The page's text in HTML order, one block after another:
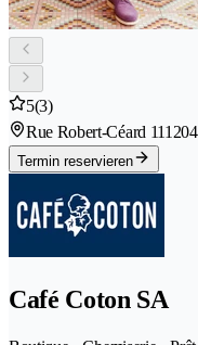
5(3)
Rue Robert-Céard 11
Termin reservieren
Café Coton SA